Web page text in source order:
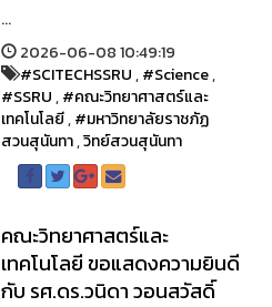
...
2026-06-08 10:49:19
#SCITECHSSRU,#Science,
#SSRU,#คณะวิทยาศาสตร์และ
เทคโนโลยี,#มหาวิทยาลัยราชภัฏ
สวนสุนันทา,วิทย์สวนสุนันทา
คณะวิทยาศาสตร์และ
เทคโนโลยี ขอแสดงความยินดี
กับ รศ.ดร.วนิดา วอนสวัสดิ์